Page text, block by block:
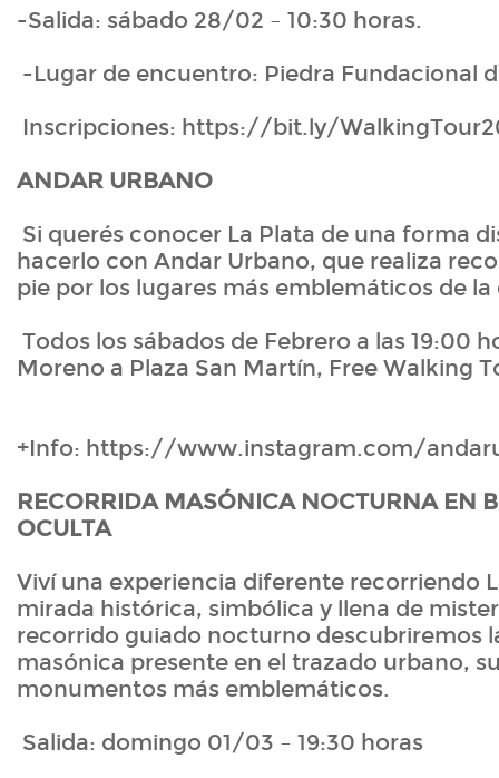
-Salida: sábado 28/02 – 10:30 horas.
-Lugar de encuentro: Piedra Fundacional
Inscripciones: https://bit.ly/
ANDAR URBANO
Si querés conocer La Plata de una forma
hacerlo con Andar Urbano, que realiza
pie por los lugares más emblemáticos de
Todos los sábados de Febrero a las 19:00
Moreno a Plaza San Martín, Free Walking
+Info: https://www.instagram.com/
RECORRIDA MASÓNICA NOCTURNA EN
OCULTA
Viví una experiencia diferente recorriendo
mirada histórica, simbólica y llena de
recorrido guiado nocturno descubriremos
masónica presente en el trazado urbano,
monumentos más emblemáticos.
Salida: domingo 01/03 – 19:30 horas